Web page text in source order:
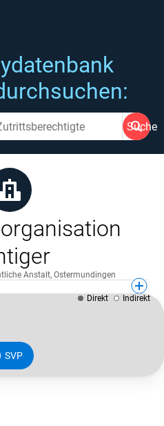
Suche
Anstalt, Ostermundingen
SVP
Direkt Indirekt